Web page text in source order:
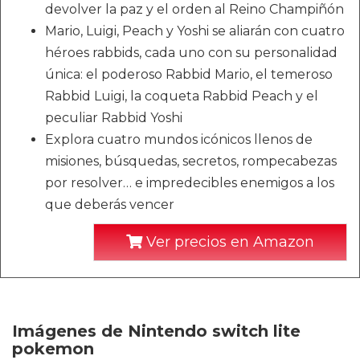
devolver la paz y el orden al Reino Champiñón
Mario, Luigi, Peach y Yoshi se aliarán con cuatro
héroes rabbids, cada uno con su personalidad
única: el poderoso Rabbid Mario, el temeroso
Rabbid Luigi, la coqueta Rabbid Peach y el
peculiar Rabbid Yoshi
Explora cuatro mundos icónicos llenos de
misiones, búsquedas, secretos, rompecabezas
por resolver… e impredecibles enemigos a los
que deberás vencer
Ver precios en Amazon
Imágenes de Nintendo switch lite
pokemon